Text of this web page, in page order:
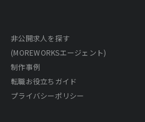
非公開求人を探す
(MOREWORKSエージェント)
制作事例
転職お役立ちガイド
プライバシーポリシー